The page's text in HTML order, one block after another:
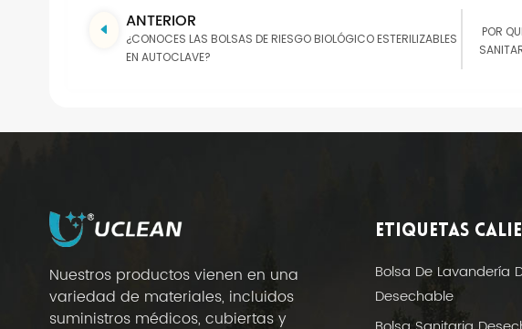
ANTERIOR
¿CONOCES LAS BOLSAS DE RIESGO BIOLÓGICO ESTERILIZABLES
EN AUTOCLAVE?
POR
Nuestros productos vienen en una
variedad de materiales, incluidos
suministros médicos, cubiertas y
ETIQUETAS
Bolsa De Lavandería
Desechable